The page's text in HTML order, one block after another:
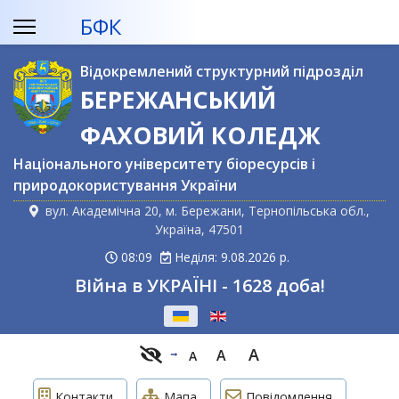
БФК
Відокремлений структурний підрозділ
БЕРЕЖАНСЬКИЙ
ФАХОВИЙ КОЛЕДЖ
Національного університету біоресурсів і
природокористування України
вул. Академічна 20, м. Бережани, Тернопільська обл.,
Україна, 47501
08:09
Неділя: 9.08.2026 р.
Війна в УКРАЇНІ - 1628 доба!
A A A